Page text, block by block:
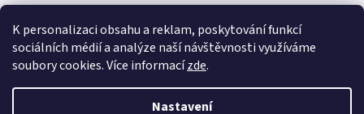
K personalizaci obsahu a reklam, poskytování funkcí
sociálních médií a analýze naší návštěvnosti využíváme
soubory cookies. Více informacízde.
Nastavení
iJířa